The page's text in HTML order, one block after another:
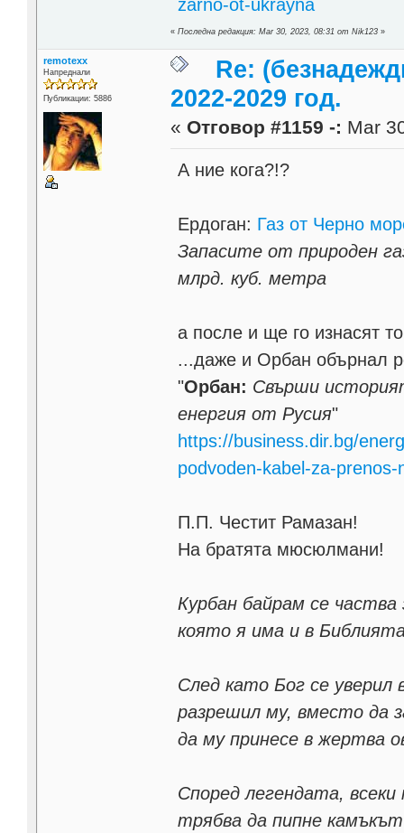
zarno-ot-ukrayna
«Последна редакция: Mar 30, 2023, 08:31 от Nik123 »
remotexx
Напреднали
Публикации: 5886
Re:
2022-2029 год.
« Отговор #1159 -: Mar
А ние кога?!?
Ердоган: Газ от Черно
Запасите от природен
млрд. куб. метра
а после и ще го изнасят
...даже и Орбан обърнал
"Орбан: Свърши
енергия от Русия"
https://business.dir.bg/
podvoden-kabel-za-
П.П. Честит Рамазан!
На братята мюсюлмани!
Курбан байрам се
която я има и в
След като Бог се уверил
разрешил му, вместо да
да му принесе в жертва
Според легендата,
трябва да пипне